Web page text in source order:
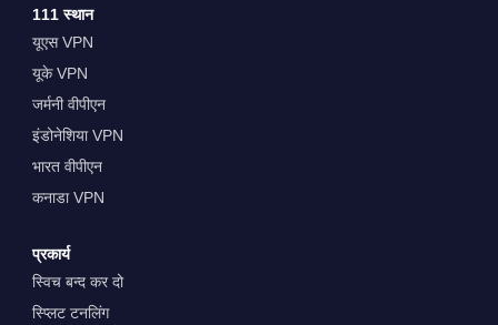
111 स्थान
यूएस VPN
यूके VPN
जर्मनी वीपीएन
इंडोनेशिया VPN
भारत वीपीएन
कनाडा VPN
प्रकार्य
स्विच बन्द कर दो
स्प्लिट टनलिंग